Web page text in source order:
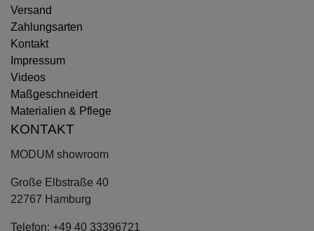
Versand
Zahlungsarten
Kontakt
Impressum
Videos
Maßgeschneidert
Materialien & Pflege
KONTAKT
MODUM showroom
Große Elbstraße 40
22767 Hamburg
Telefon: +49 40 33396721